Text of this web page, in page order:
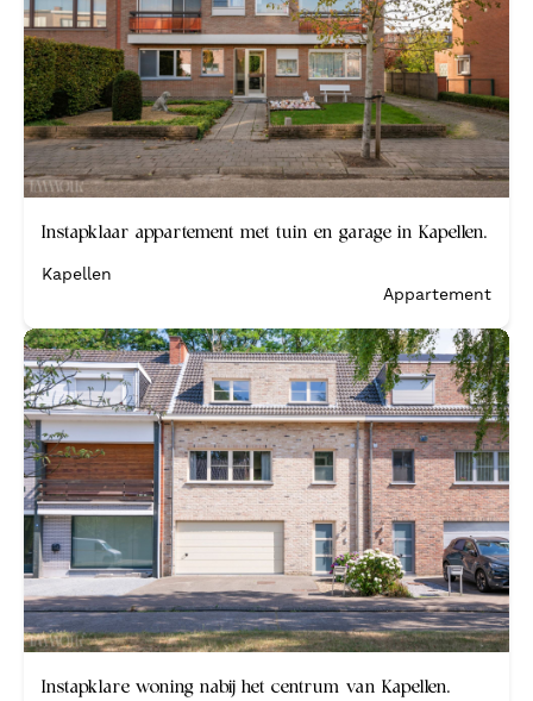
Instapklaar appartement met tuin en garage in Kapellen.
Kapellen
Appartement
Instapklare woning nabij het centrum van Kapellen.